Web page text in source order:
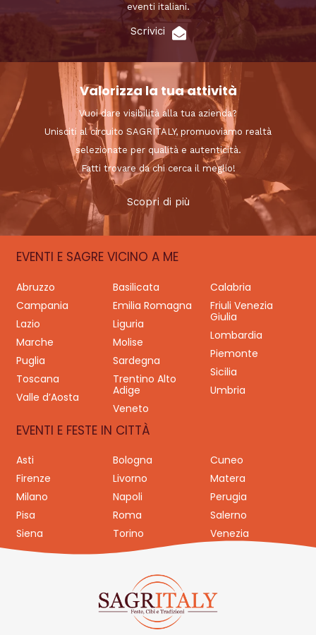
eventi italiani.
Scrivici
Valorizza la tua attività
Vuoi dare visibilità alla tua azienda?
Unisciti al circuito SAGRITALY, promuoviamo realtà
selezionate per qualità e autenticità.
Fatti trovare da chi cerca il meglio!
Scopri di più
EVENTI E SAGRE VICINO A ME
Abruzzo Basilicata
Calabria
Campania
Emilia Romagna
Friuli Venezia
Giulia
Lazio
Liguria
Lombardia
Marche
Molise
Piemonte
Puglia
Sardegna
Sicilia
Toscana
Trentino Alto
Adige
Umbria
Valle d’Aosta
Veneto
EVENTI E FESTE IN CITTÀ
Asti Bologna
Cuneo
Firenze
Livorno
Matera
Milano
Napoli
Perugia
Pisa
Roma
Salerno
Siena
Torino Venezia